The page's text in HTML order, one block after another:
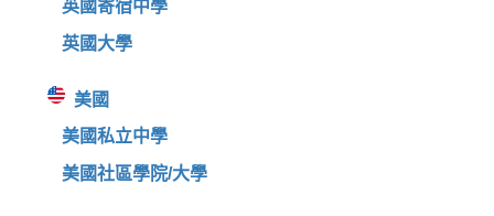
英國寄宿中學
英國大學
美國
美國私立中學
美國社區學院/大學